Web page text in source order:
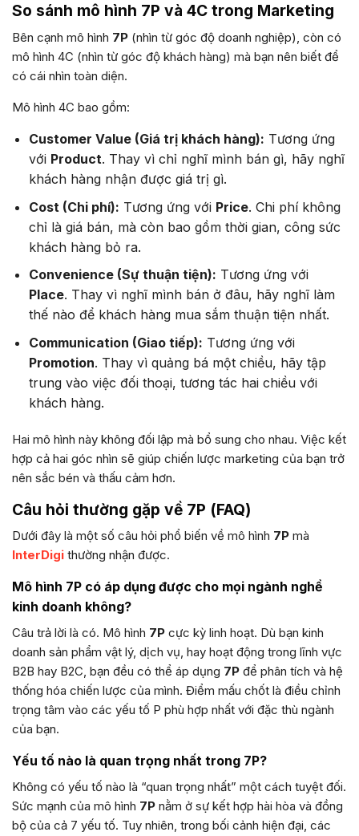
So sánh mô hình 7P và 4C trong Marketing
Bên cạnh mô hình 7P (nhìn từ góc độ doanh nghiệp), còn có
mô hình 4C (nhìn từ góc độ khách hàng) mà bạn nên biết để
có cái nhìn toàn diện.
Mô hình 4C bao gồm:
Customer Value (Giá trị khách hàng): Tương ứng
với Product. Thay vì chỉ nghĩ mình bán gì, hãy nghĩ
khách hàng nhận được giá trị gì.
Cost (Chi phí): Tương ứng với Price. Chi phí không
chỉ là giá bán, mà còn bao gồm thời gian, công sức
khách hàng bỏ ra.
Convenience (Sự thuận tiện): Tương ứng với
Place. Thay vì nghĩ mình bán ở đâu, hãy nghĩ làm
thế nào để khách hàng mua sắm thuận tiện nhất.
Communication (Giao tiếp): Tương ứng với
Promotion. Thay vì quảng bá một chiều, hãy tập
trung vào việc đối thoại, tương tác hai chiều với
khách hàng.
Hai mô hình này không đối lập mà bổ sung cho nhau. Việc kết
hợp cả hai góc nhìn sẽ giúp chiến lược marketing của bạn trở
nên sắc bén và thấu cảm hơn.
Câu hỏi thường gặp về 7P (FAQ)
Dưới đây là một số câu hỏi phổ biến về mô hình 7P mà
InterDigi thường nhận được.
Mô hình 7P có áp dụng được cho mọi ngành nghề
kinh doanh không?
Câu trả lời là có. Mô hình 7P cực kỳ linh hoạt. Dù bạn kinh
doanh sản phẩm vật lý, dịch vụ, hay hoạt động trong lĩnh vực
B2B hay B2C, bạn đều có thể áp dụng 7P để phân tích và hệ
thống hóa chiến lược của mình. Điểm mấu chốt là điều chỉnh
trọng tâm vào các yếu tố P phù hợp nhất với đặc thù ngành
của bạn.
Yếu tố nào là quan trọng nhất trong 7P?
Không có yếu tố nào là “quan trọng nhất” một cách tuyệt đối.
Sức mạnh của mô hình 7P nằm ở sự kết hợp hài hòa và đồng
bộ của cả 7 yếu tố. Tuy nhiên, trong bối cảnh hiện đại, các